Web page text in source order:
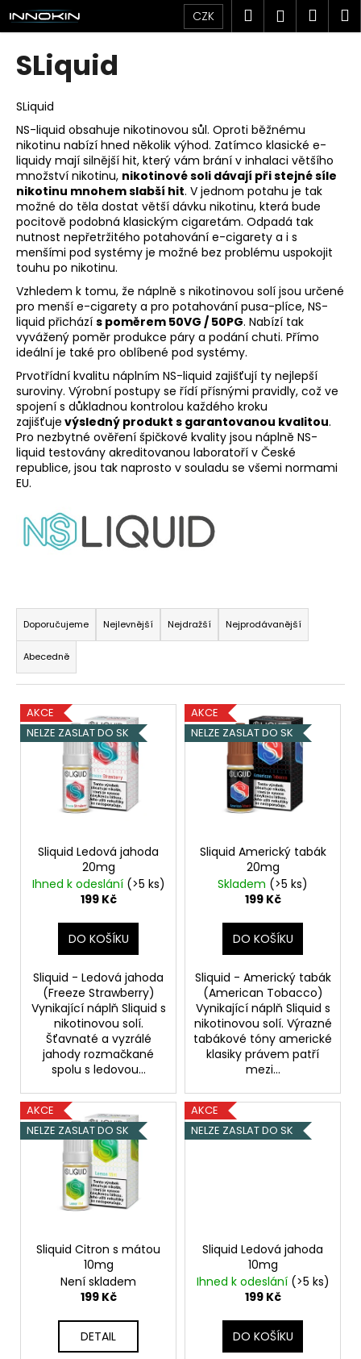
Přejít
na
obsah
CZK Hledat
SLiquid
SLiquid
NS-liquid obsahuje nikotinovou sůl. Oproti běžnému
nikotinu nabízí hned několik výhod. Zatímco klasické e-
liquidy mají silnější hit, který vám brání v inhalaci většího
množství nikotinu, nikotinové soli dávají při stejné síle
nikotinu mnohem slabší hit. V jednom potahu je tak
možné do těla dostat větší dávku nikotinu, která bude
pocitově podobná klasickým cigaretám. Odpadá tak
nutnost nepřetržitého potahování e-cigarety a i s
menšími pod systémy je možné bez problému uspokojit
touhu po nikotinu.
Vzhledem k tomu, že náplně s nikotinovou solí jsou určené
pro menší e-cigarety a pro potahování pusa-plíce, NS-
liquid přichází s poměrem 50VG / 50PG. Nabízí tak
vyvážený poměr produkce páry a podání chuti. Přímo
ideální je také pro oblíbené pod systémy.
Prvotřídní kvalitu náplním NS-liquid zajišťují ty nejlepší
suroviny. Výrobní postupy se řídí přísnými pravidly, což ve
spojení s důkladnou kontrolou každého kroku
zajišťuje výsledný produkt s garantovanou kvalitou.
Pro nezbytné ověření špičkové kvality jsou náplně NS-
liquid testovány akreditovanou laboratoří v České
republice, jsou tak naprosto v souladu se všemi normami
EU.
Ř
a
z
e
n
í
p
Doporučujeme Nejlevnější Nejdražší Nejprodávanější
Abecedně
V
ý
p
AKCE
NELZE ZASLAT DO SK
Sliquid Ledová jahoda
20mg
Ihned k odeslání (>5 ks)
199 Kč
DO KOŠÍKU
Sliquid - Ledová jahoda
(Freeze Strawberry)
Vynikající náplň Sliquid s
nikotinovou solí.
Šťavnaté a vyzrálé
jahody rozmačkané
spolu s ledovou...
AKCE
NELZE ZASLAT DO SK
Sliquid Americký tabák
20mg
Skladem (>5 ks)
199 Kč
DO KOŠÍKU
Sliquid - Americký tabák
(American Tobacco)
Vynikající náplň Sliquid s
nikotinovou solí. Výrazné
tabákové tóny americké
klasiky právem patří
mezi...
AKCE
NELZE ZASLAT DO SK
Sliquid Citron s mátou
10mg
Není skladem
199 Kč
DETAIL
AKCE
NELZE ZASLAT DO SK
Sliquid Ledová jahoda
10mg
Ihned k odeslání (>5 ks)
199 Kč
DO KOŠÍKU
K
o
o
p
o
t
ř
e
b
u
j
e
t
e
n
a
j
í
t
?
HLEDAT
D
o
p
o
r
u
č
u
BAR
600
(TŘEŠEŇ)
145